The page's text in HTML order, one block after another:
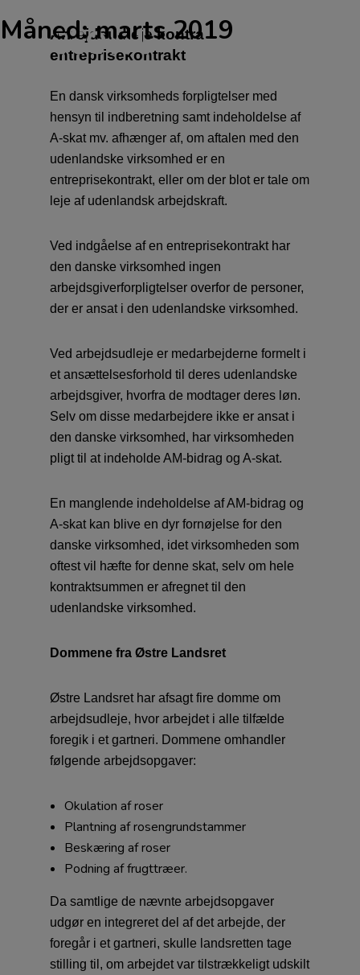
Måned:marts 2019
Arbejdsudleje kontra
entreprisekontrakt
En dansk virksomheds forpligtelser med
hensyn til indberetning samt indeholdelse af
A-skat mv. afhænger af, om aftalen med den
udenlandske virksomhed er en
entreprisekontrakt, eller om der blot er tale om
leje af udenlandsk arbejdskraft.
Ved indgåelse af en entreprisekontrakt har
den danske virksomhed ingen
arbejdsgiverforpligtelser overfor de personer,
der er ansat i den udenlandske virksomhed.
Ved arbejdsudleje er medarbejderne formelt i
et ansættelsesforhold til deres udenlandske
arbejdsgiver, hvorfra de modtager deres løn.
Selv om disse medarbejdere ikke er ansat i
den danske virksomhed, har virksomheden
pligt til at indeholde AM-bidrag og A-skat.
En manglende indeholdelse af AM-bidrag og
A-skat kan blive en dyr fornøjelse for den
danske virksomhed, idet virksomheden som
oftest vil hæfte for denne skat, selv om hele
kontraktsummen er afregnet til den
udenlandske virksomhed.
Dommene fra Østre Landsret
Østre Landsret har afsagt fire domme om
arbejdsudleje, hvor arbejdet i alle tilfælde
foregik i et gartneri. Dommene omhandler
følgende arbejdsopgaver:
Okulation af roser
Plantning af rosengrundstammer
Beskæring af roser
Podning af frugttræer.
Da samtlige de nævnte arbejdsopgaver
udgør en integreret del af det arbejde, der
foregår i et gartneri, skulle landsretten tage
stilling til, om arbejdet var tilstrækkeligt udskilt